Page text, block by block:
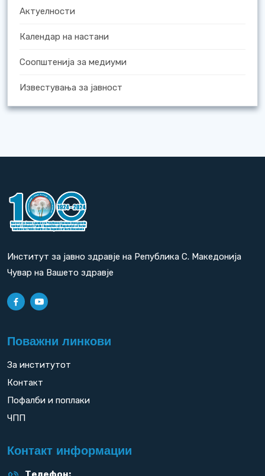
Актуелности
Календар на настани
Соопштенија за медиуми
Известувања за јавност
Институт за јавно здравје на Република С. Македонија
Чувар на Вашето здравје
Поважни линкови
За институтот
Контакт
Пофалби и поплаки
ЧПП
Контакт информации